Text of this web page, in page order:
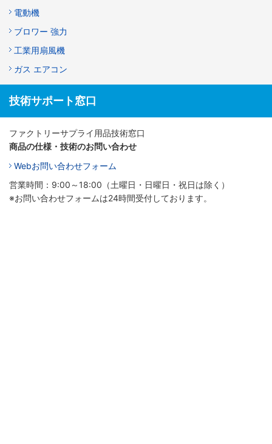
電動機
ブロワー 強力
工業用扇風機
ガス エアコン
技術サポート窓口
ファクトリーサプライ用品技術窓口
商品の仕様・技術のお問い合わせ
Webお問い合わせフォーム
営業時間：9:00～18:00（土曜日・日曜日・祝日は除く）
※お問い合わせフォームは24時間受付しております。